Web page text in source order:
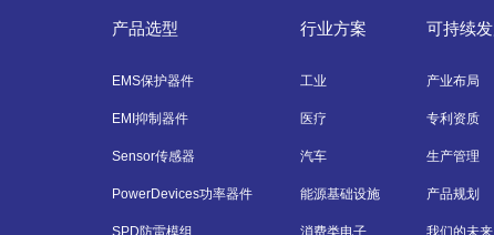
产品选型
EMS保护器件
EMI抑制器件
Sensor传感器
PowerDevices功率器件
SPD防雷模组
行业方案
工业
医疗
汽车
能源基础设施
消费类电子
可持续
产业布局
专利资质
生产管理
产品规划
我们的未来